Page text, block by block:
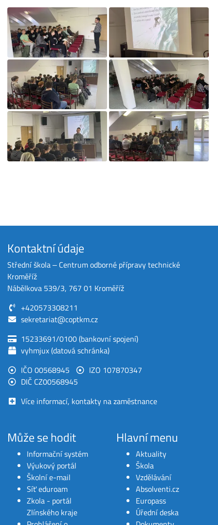
Kontaktní údaje
Střední škola ‒ Centrum odborné přípravy technické
Kroměříž
Nábělkova 539/3, 767 01 Kroměříž
+420573308211
sekretariat@coptkm.cz
15233691/0100 (bankovní spojení)
vyhmjux (datová schránka)
IČO 00568945
IZO 107870347
DIČ CZ00568945
Více informací, kontakty na zaměstnance
Může se hodit
Informační systém
Výukový portál
Školní e-mail
Síť eduroam
Zkola - portál
Zlínského kraje
Hlavní menu
Aktuality
Škola
Vzdělávání
Absolventi.cz
Europass
Úřední deska